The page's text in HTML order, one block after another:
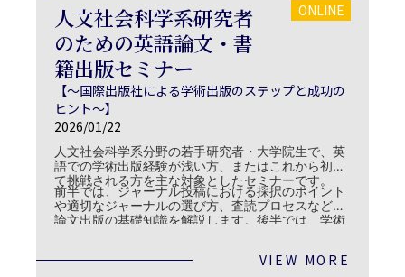
ONLINE
人文社会科学系研究者
のための英語論文・書
籍出版セミナー
【～国際出版社による学術出版のステップと成功の
ヒント～】
2026/01/22
人文社会科学系分野の若手研究者・大学院生で、英
語での学術出版経験が浅い方、またはこれから初め
て挑戦される方を主な対象としたセミナーです。
前半では、ジャーナル投稿における採択のポイント
や適切なジャーナルの選び方、査読プロセスなど、
論文出版の基礎知識を解説します。後半では、学術
す。
VIEW MORE